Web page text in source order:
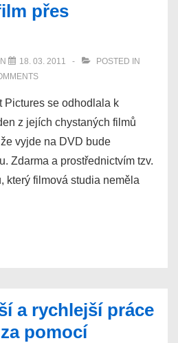
přes
18. 03. 2011
POSTED IN
Pictures se odhodlala k
z jejích chystaných filmů
vyjde na DVD bude
Zdarma a prostřednictvím tzv.
který filmová studia neměla
a rychlejší práce
pomocí